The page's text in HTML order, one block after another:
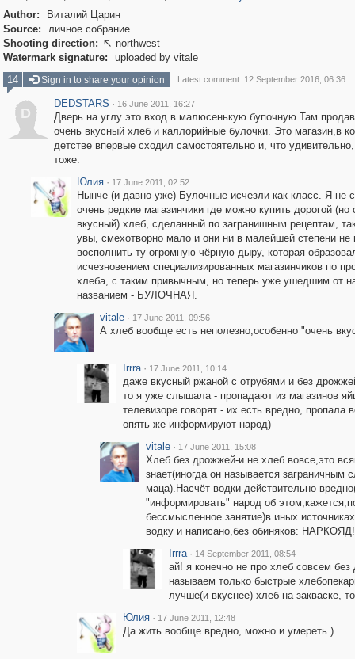
Author:
Виталий Царин
Source:
личное собрание
Shooting direction:  northwest
Watermark signature:
uploaded by vitale
14
Sign in to share your opinion Latest comment: 12 September 2016, 06:36
D
DEDSTARS · 16 June 2011, 16:27
Дверь на углу это вход в малюсенькую бупочную.Там
очень вкусный хлеб и каллорийные булочки. Это магазин,в
детстве впервые сходил самостоятельно и, что
тоже.
Юлия · 17 June 2011, 02:52
Нынче (и давно уже) Булочные исчезли как класс. Я не
очень редкие магазинчики где можно купить дорогой (но
вкусный) хлеб, сделанный по загранишным рецептам,
увы, смехотворно мало и они ни в малейшей степени не
восполнить ту огромную чёрную дыру, которая
исчезновением специализированных магазинчиков по
хлеба, с таким привычным, но теперь уже ушедшим от
названием - БУЛОЧНАЯ.
vitale · 17 June 2011, 09:56
А хлеб вообще есть неполезно,особенно "очень
Irrra · 17 June 2011, 10:14
даже вкусный ржаной с отрубями и без
то я уже слышала - пропадают из магазинов
телевизоре говорят - их есть вредно, пропала
опять же информируют народ)
vitale · 17 June 2011, 15:08
Хлеб без дрожжей-и не хлеб вовсе,это
знает(иногда он называется заграничным
маца).Насчёт водки-действительно
"информировать" народ об
бессмысленное занятие)в иных
водку и написано,без обиняков: НАРКОЯД!
Irrra · 14 September 2011, 08:54
ай! я конечно не про хлеб совсем
называем только быстрые
лучше(и вкуснее) хлеб на закваске,
Юлия · 17 June 2011, 12:48
Да жить вообще вредно, можно и умереть )